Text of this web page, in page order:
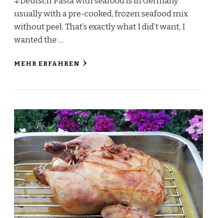
usually with a pre-cooked, frozen seafood mix
without peel. That’s exactly what I did’t want, I
wanted the …
MEHR ERFAHREN